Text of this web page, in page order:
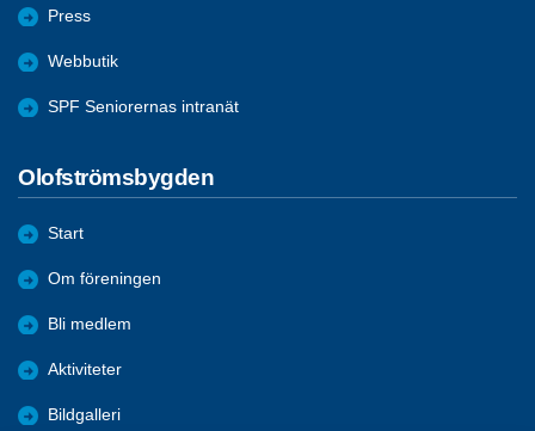
Press
Webbutik
SPF Seniorernas intranät
Olofströmsbygden
Start
Om föreningen
Bli medlem
Aktiviteter
Bildgalleri